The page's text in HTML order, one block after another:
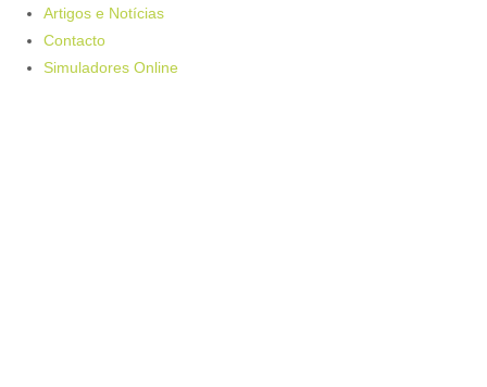
Artigos e Notícias
Contacto
Simuladores Online